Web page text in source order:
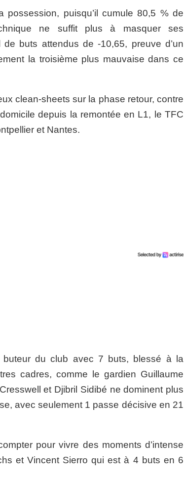
puisqu’il cumule 80,5 % de
ne suffit plus à masquer ses
buts attendus de -10,65, preuve d’un
la troisième plus mauvaise dans ce
clean-sheets sur la phase retour, contre
depuis la remontée en L1, le TFC
et Nantes.
buteur du club avec 7 buts, blessé à la
cadres, comme le gardien Guillaume
et Djibril Sidibé ne dominent plus
avec seulement 1 passe décisive en 21
pour vivre des moments d’intense
et Vincent Sierro qui est à 4 buts en 6